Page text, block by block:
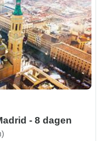
- 8 dagen